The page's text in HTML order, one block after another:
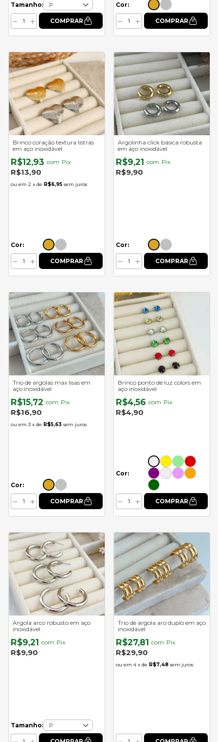
Tamanho: Cor:
Brinco coração textura listras
em aço inoxidável
R$12,93 com Pix
R$13,90
2 x de R$6,95 sem juros
Cor:
Argolinha click básica robusta
em aço inoxidável
R$9,21 com Pix
R$9,90
Cor:
Trio de argolas max lisas em
aço inoxidável
R$15,72 com Pix
R$16,90
3 x de R$5,63 sem juros
Cor:
Brinco ponto de luz colors em
aço inoxidável
R$4,56 com Pix
R$4,90
Cor:
Argola arco robusto em aço
inoxidável
R$9,21 com Pix
R$9,90
Tamanho:
Trio de argola aro duplo em aço
inoxidável
R$27,81 com Pix
R$29,90
4 x de R$7,48 sem juros